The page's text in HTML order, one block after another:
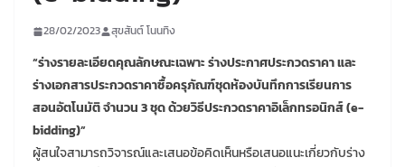
28/02/2023 สุขสันต์ โนนทิง
“ร่างรายละเอียดคุณลักษณะเฉพาะ ร่างประกาศประกวดราคา และ
ร่างเอกสารประกวดราคาซื้อครุภัณฑ์ชุดห้องบันทึกการเรียนการ
สอนอัตโนมัติ จำนวน 3 ชุด ด้วยวิธีประกวดราคาอิเล็กทรอนิกส์ (e-
bidding)”
ผู้สนใจสามารถวิจารณ์และเสนอข้อคิดเห็นหรือเสนอแนะเกี่ยวกับร่าง